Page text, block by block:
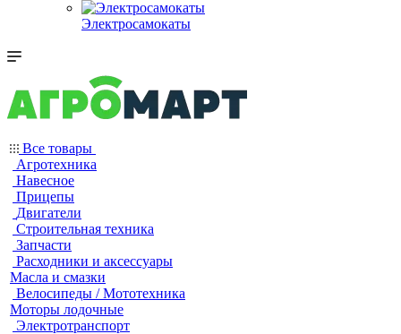
Электросамокаты
Все товары
Агротехника
Навесное
Прицепы
Двигатели
Строительная техника
Запчасти
Расходники и аксессуары
Масла и смазки
Велосипеды / Мототехника
Моторы лодочные
Электротранспорт